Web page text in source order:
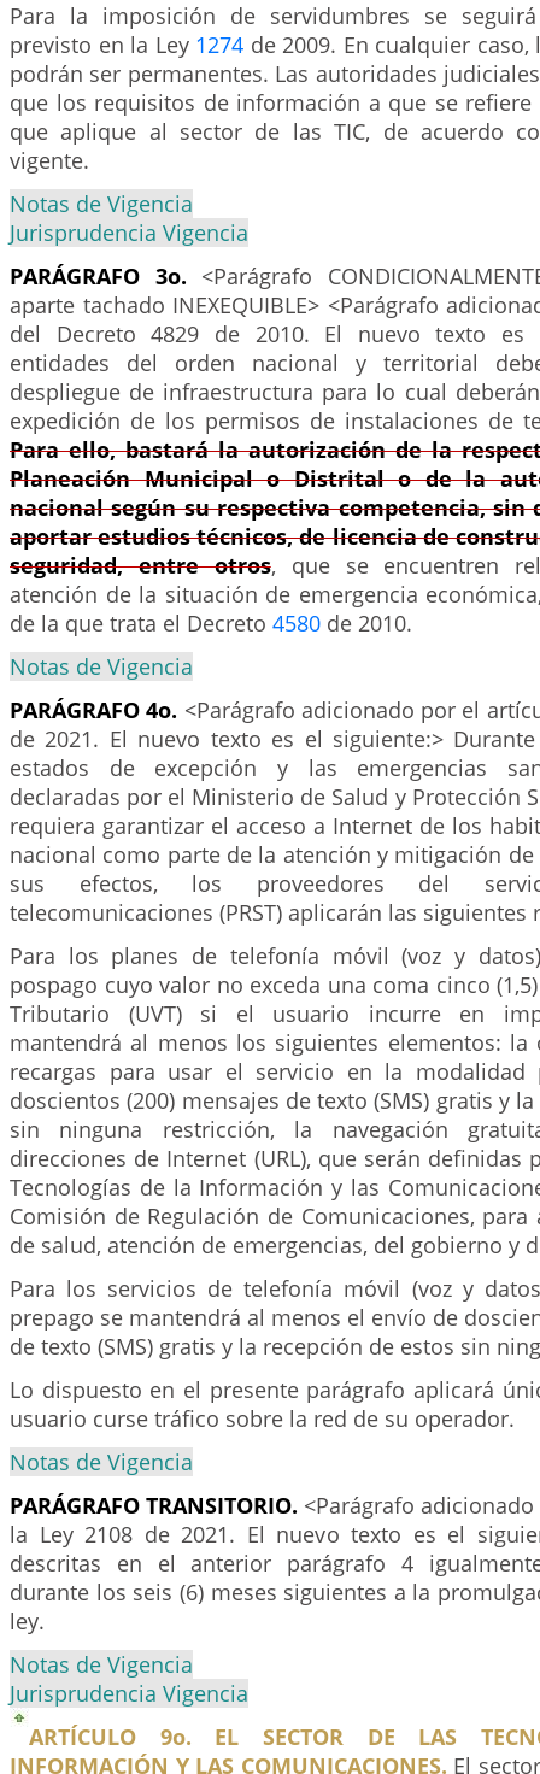
Para la imposición de servidumbres se
previsto en la Ley 1274 de 2009. En cualquier
podrán ser permanentes. Las autoridades
que los requisitos de información a que se refiere
que aplique al sector de las TIC, de acuerdo
vigente.
Notas de Vigencia
Jurisprudencia Vigencia
PARÁGRAFO 3o. <Parágrafo
aparte tachado INEXEQUIBLE> <Parágrafo
del Decreto 4829 de 2010. El nuevo texto es
entidades del orden nacional y territorial
despliegue de infraestructura para lo cual
expedición de los permisos de instalaciones de
Para ello, bastará la autorización de la
Planeación Municipal o Distrital o de la
nacional según su respectiva competencia, sin
aportar estudios técnicos, de licencia de
seguridad, entre otros, que se encuentren
atención de la situación de emergencia
de la que trata el Decreto 4580 de 2010.
Notas de Vigencia
PARÁGRAFO 4o. <Parágrafo adicionado por el
de 2021. El nuevo texto es el siguiente:>
estados de excepción y las emergencias
declaradas por el Ministerio de Salud y Protección
requiera garantizar el acceso a Internet de los
nacional como parte de la atención y mitigación
sus efectos, los proveedores del
telecomunicaciones (PRST) aplicarán las siguientes
Para los planes de telefonía móvil (voz y
pospago cuyo valor no exceda una coma cinco
Tributario (UVT) si el usuario incurre en
mantendrá al menos los siguientes elementos: la
recargas para usar el servicio en la modalidad
doscientos (200) mensajes de texto (SMS) gratis y
sin ninguna restricción, la navegación
direcciones de Internet (URL), que serán definidas
Tecnologías de la Información y las
Comisión de Regulación de Comunicaciones, para
de salud, atención de emergencias, del gobierno y
Para los servicios de telefonía móvil (voz y
prepago se mantendrá al menos el envío de
de texto (SMS) gratis y la recepción de estos sin
Lo dispuesto en el presente parágrafo aplicará
usuario curse tráfico sobre la red de su operador.
Notas de Vigencia
PARÁGRAFO TRANSITORIO. <Parágrafo
la Ley 2108 de 2021. El nuevo texto es el
descritas en el anterior parágrafo 4
durante los seis (6) meses siguientes a la
ley.
Notas de Vigencia
Jurisprudencia Vigencia
ARTÍCULO 9o. EL SECTOR DE LAS
INFORMACIÓN Y LAS COMUNICACIONES. El